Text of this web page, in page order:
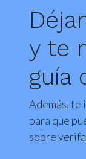
y te
guía
Además, te
para que
sobre